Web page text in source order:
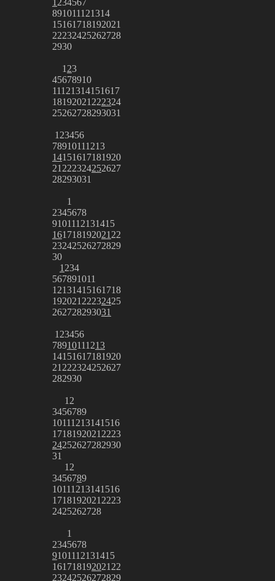
891011121314
15161718192021
22232425262728
2930
1 23
45678910
11121314151617
18192021 222324
25262728293031
1 23456
78910111213
14151617181920
21 222324252627
28293031
1
2345678
9101112131415
161718192021 22
23242526272829
30
1 234
567891011
12131415161718
192021 22232425
262728293031
1 23456
78910111213
14151617181920
21 222324252627
282930
1 2
3456789
10111213141516
1718192021 2223
24252627282930
31
1 2
3456789
10111213141516
1718192021 2223
2425262728
1
2345678
9101112131415
161718192021 22
23242526272829